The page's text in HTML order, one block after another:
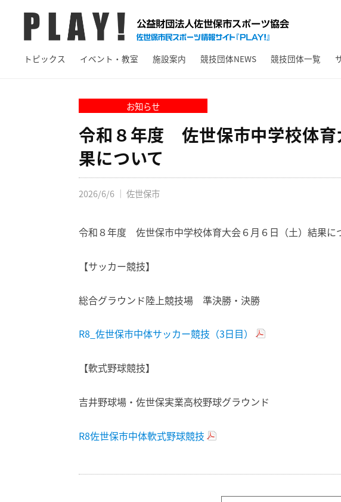
L世
トピックス イベント・教室 施設案内 競技団体NEWS 競技団体一覧
お知らせ
令和８年度 佐世保市中学校体育
果について
2026/6/6 ｜ 佐世保市
令和８年度 佐世保市中学校体育大会６月６日（土）結果に
【サッカー競技】
総合グラウンド陸上競技場 準決勝・決勝
R8_佐世保市中体サッカー競技（3日目）
【軟式野球競技】
吉井野球場・佐世保実業高校野球グラウンド
R8佐世保市中体軟式野球競技
!